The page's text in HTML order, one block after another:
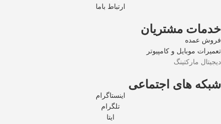
ارتباط باما
خدمات مشتریان
فروش عمده
تعمیرات موبایل و کامپیوتر
دیجیتال مارکتینگ
شبکه های اجتماعی
اینستاگرام
تلگرام
ایتا